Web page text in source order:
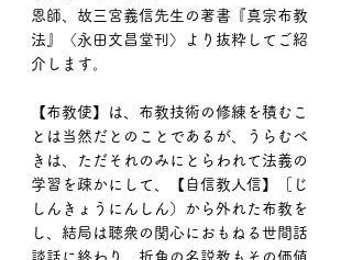
恩師、故三宮義信先生の著書『真宗布教
法』〈永田文昌堂刊〉より抜粋してご紹
介します。
【布教使】は、布教技術の修練を積むこ
とは当然だとのことであるが、うらむべ
きは、ただそれのみにとらわれて法義の
学習を疎かにして、【自信教人信】［じ
しんきょうにんしん）から外れた布教を
し、結局は聴衆の関心におもねる世間話
談話に終わり、折角の名説教もその価値